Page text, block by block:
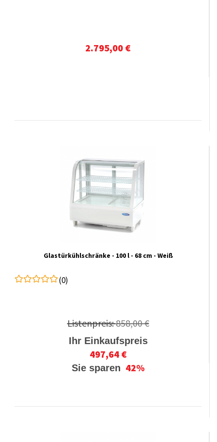
2.795,00 €
Glastürkühlschränke - 100 l - 68 cm - Weiß
(0)
Listenpreis:858,00 €
Ihr Einkaufspreis
497,64 €
Sie sparen 42%